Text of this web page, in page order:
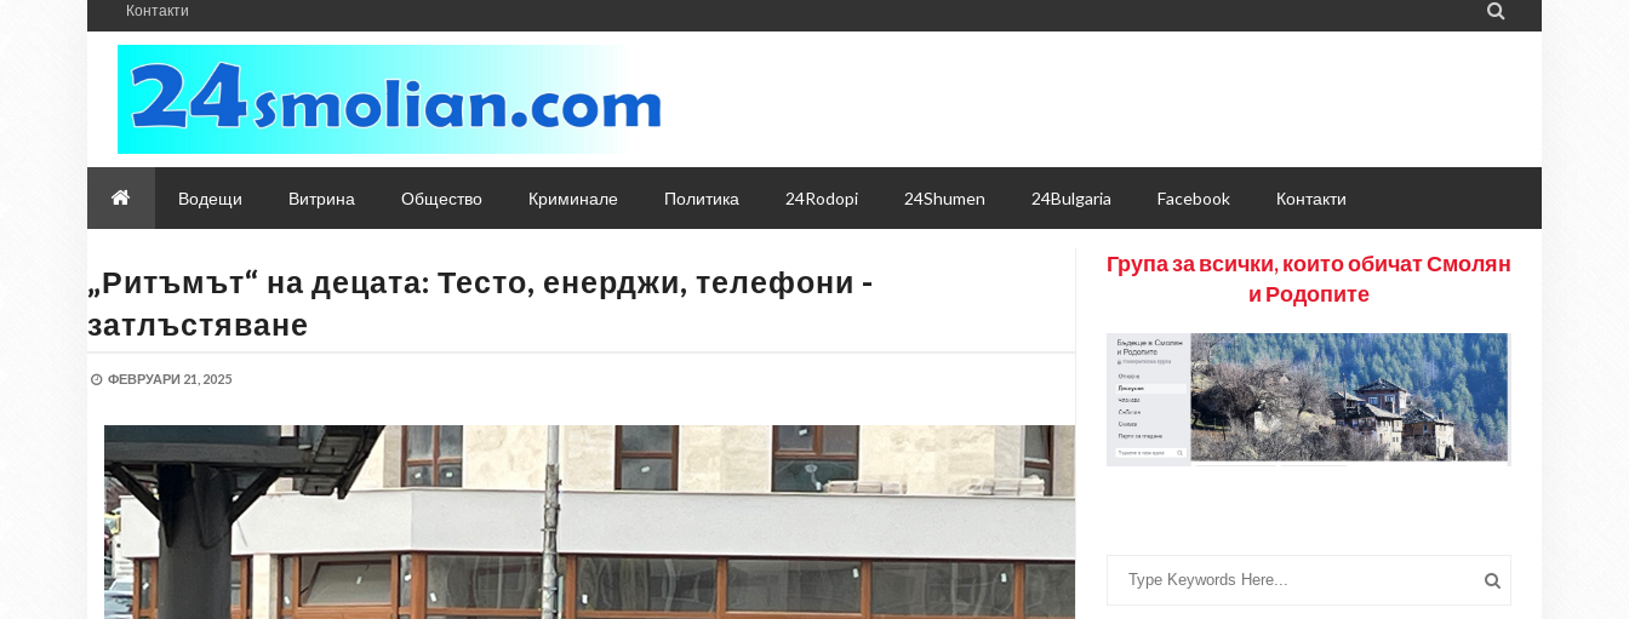
Контакти 
Водещи Витрина Общество Криминале Политика 24Rodopi 24Shumen 24Bulgaria Facebook Контакти
„Ритъмът“ на децата: Тесто, енерджи, телефони -
затлъстяване
ФЕВРУАРИ 21, 2025
Група за всички, които обичат Смолян
и Родопите